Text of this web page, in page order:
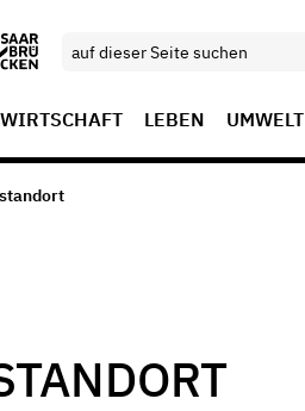
WIRTSCHAFT LEBEN UMWELT